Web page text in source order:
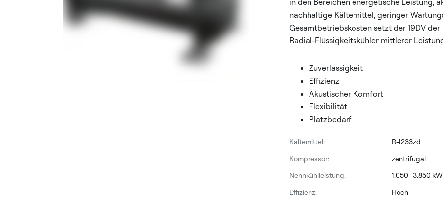
in den Bereichen energetische Leistung,
nachhaltige Kältemittel, geringer
Gesamtbetriebskosten setzt der 19DV
Radial-Flüssigkeitskühler mittlerer
Zuverlässigkeit
Effizienz
Akustischer Komfort
Flexibilität
Platzbedarf
Kältemittel:
R-1233zd
Kompressor:
zentrifugal
Nennkühlleistung:
1.050–3.850 kW
Effizienz:
Hoch